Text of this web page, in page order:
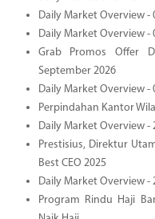
Daily Market Overview -
Daily Market Overview -
Grab Promos Offer
September 2026
Daily Market Overview -
Perpindahan Kantor
Daily Market Overview -
Prestisius, Direktur
Best CEO 2025
Daily Market Overview -
Program Rindu Haji